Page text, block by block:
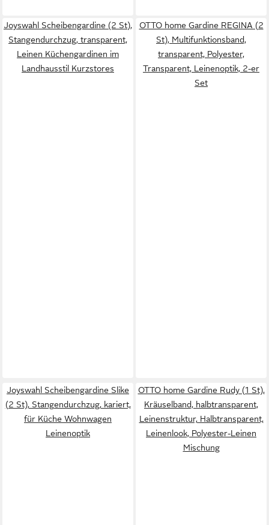
Joyswahl Scheibengardine (2 St),
Stangendurchzug, transparent,
Leinen Küchengardinen im
Landhausstil Kurzstores
OTTO home Gardine REGINA (2
St), Multifunktionsband,
transparent, Polyester,
Transparent, Leinenoptik, 2-er
Set
Joyswahl Scheibengardine Slike
(2 St), Stangendurchzug, kariert,
für Küche Wohnwagen
Leinenoptik
OTTO home Gardine Rudy (1 St),
Kräuselband, halbtransparent,
Leinenstruktur, Halbtransparent,
Leinenlook, Polyester-Leinen
Mischung